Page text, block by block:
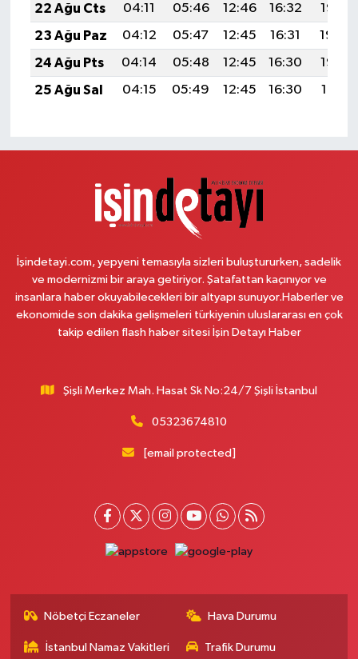
22 Ağu Cts
04:11 05:46 12:46 16:32
19:35
23 Ağu Paz
04:12 05:47 12:45 16:31
19:34
24 Ağu Pts
04:14 05:48 12:45 16:30
19:32
25 Ağu Sal
04:15 05:49 12:45 16:30 19:31
İşindetayi.com, yepyeni temasıyla sizleri buluştururken, sadelik
ve modernizmi bir araya getiriyor. Şatafattan kaçınıyor ve
insanlara haber okuyabilecekleri bir altyapı sunuyor.Haberler ve
ekonomide son dakika gelişmeleri türkiyenin uluslararası en çok
takip edilen flash haber sitesi İşin Detayı Haber
Şişli Merkez Mah. Hasat Sk No:24/7 Şişli İstanbul
05323674810
[email protected]
Nöbetçi Eczaneler Hava Durumu
İstanbul Namaz Vakitleri Trafik Durumu